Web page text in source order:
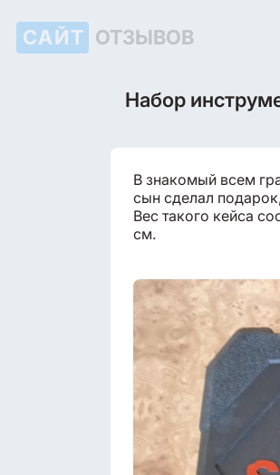
САЙТ ОТЗЫВОВ
Набор
В знакомый всем
сын сделал
Вес такого кейса
см.